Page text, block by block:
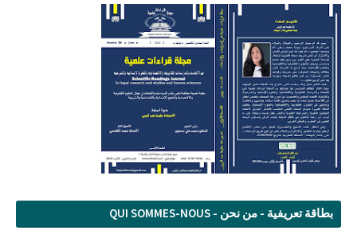
بطاقة تعريفية - من نحن - QUI SOMMES-NOUS